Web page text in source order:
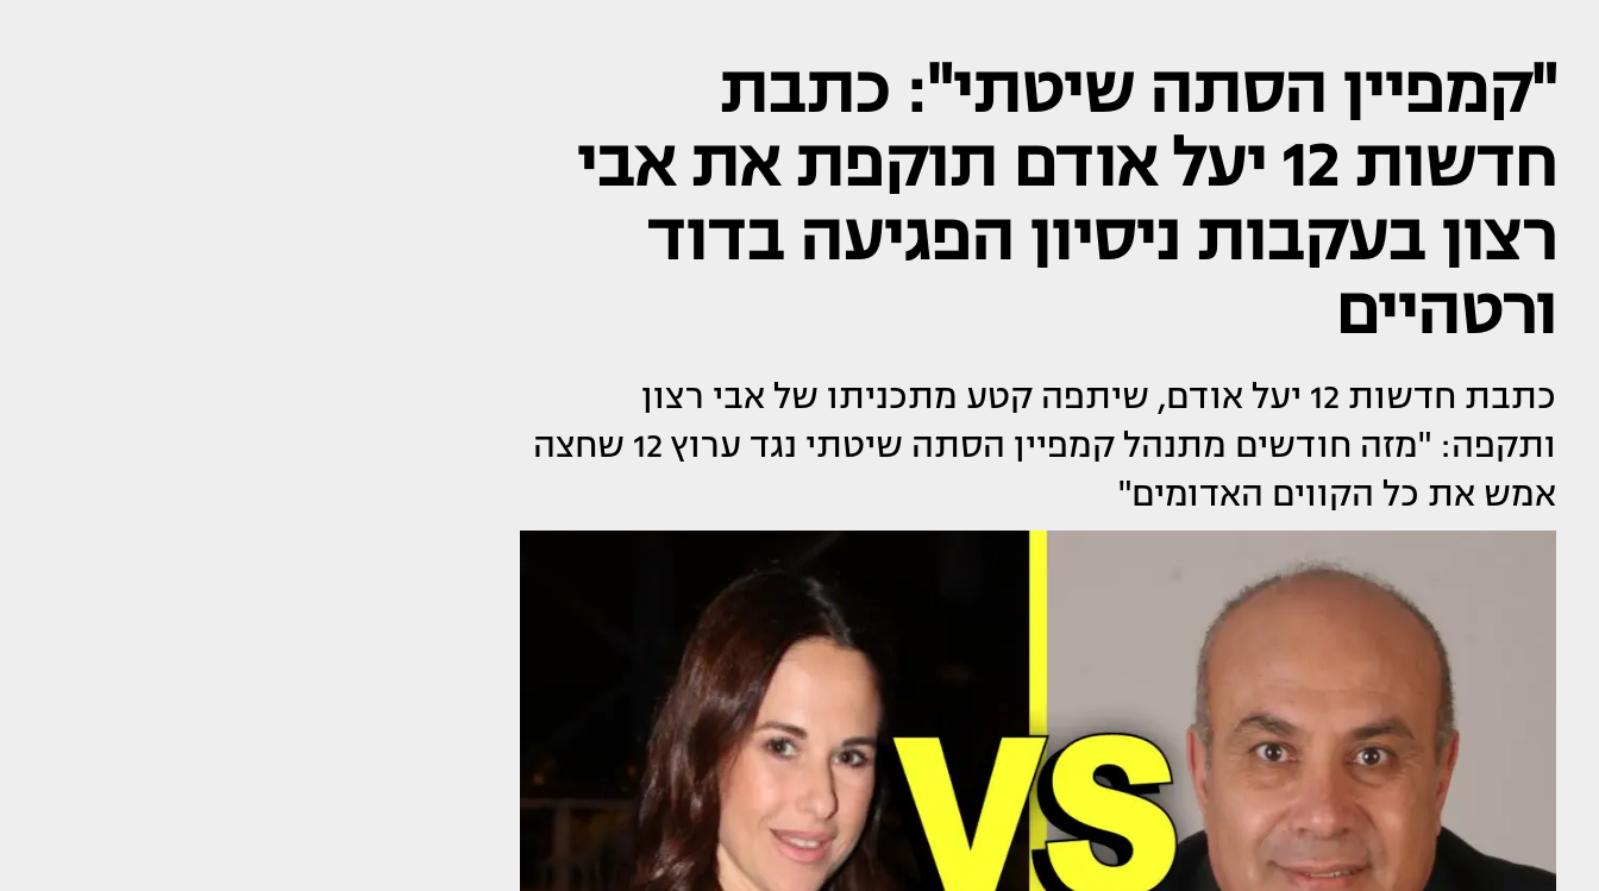
"קמפיין הסתה שיטתי": כתבת
חדשות 12 יעל אודם תוקפת את אבי
רצון בעקבות ניסיון הפגיעה בדוד
ורטהיים
כתבת חדשות 12 יעל אודם, שיתפה קטע מתכניתו של אבי רצון
ותקפה: "מזה חודשים מתנהל קמפיין הסתה שיטתי נגד ערוץ 12 שחצה
אמש את כל הקווים האדומים"